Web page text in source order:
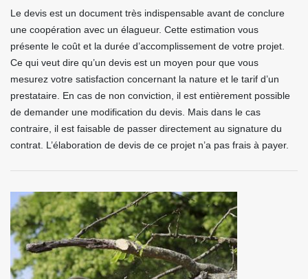
Le devis est un document très indispensable avant de conclure
une coopération avec un élagueur. Cette estimation vous
présente le coût et la durée d’accomplissement de votre projet.
Ce qui veut dire qu’un devis est un moyen pour que vous
mesurez votre satisfaction concernant la nature et le tarif d’un
prestataire. En cas de non conviction, il est entièrement possible
de demander une modification du devis. Mais dans le cas
contraire, il est faisable de passer directement au signature du
contrat. L’élaboration de devis de ce projet n’a pas frais à payer.